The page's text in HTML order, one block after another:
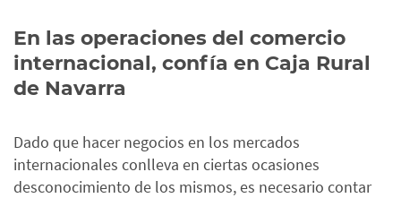
En las operaciones del comercio
internacional, confía en Caja Rural
de Navarra
Dado que hacer negocios en los mercados
internacionales conlleva en ciertas ocasiones
desconocimiento de los mismos, es necesario contar